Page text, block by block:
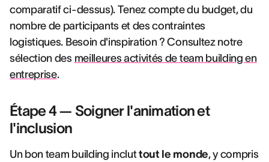
comparatif ci-dessus). Tenez compte du budget, du
nombre de participants et des contraintes
logistiques. Besoin d'inspiration ? Consultez notre
sélection des meilleures activités de team building en
entreprise.
Étape 4 — Soigner l'animation et
l'inclusion
Un bon team building incluttout le monde, y compris